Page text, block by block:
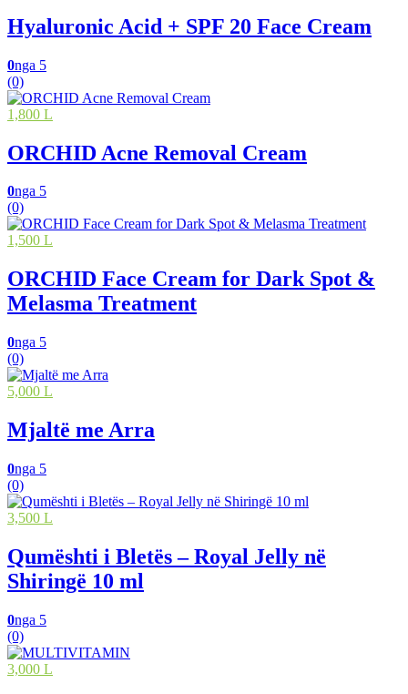
Hyaluronic Acid + SPF 20 Face Cream
0nga 5
(0)
1,800 L
ORCHID Acne Removal Cream
0nga 5
(0)
1,500 L
ORCHID Face Cream for Dark Spot &
Melasma Treatment
0nga 5
(0)
5,000 L
Mjaltë me Arra
0nga 5
(0)
3,500 L
Qumështi i Bletës – Royal Jelly në
Shiringë 10 ml
0nga 5
(0)
3,000 L